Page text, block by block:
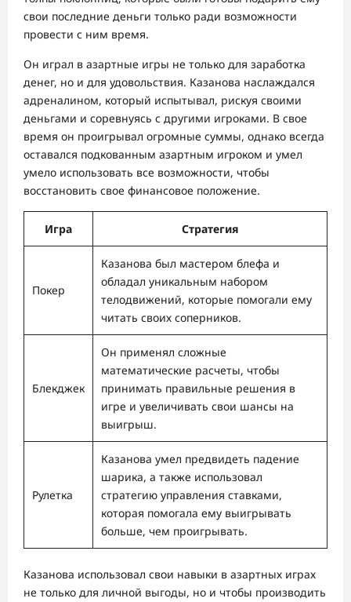
свои последние деньги только ради возможности
провести с ним время.
Он играл в азартные игры не только для заработка
денег, но и для удовольствия. Казанова наслаждался
адреналином, который испытывал, рискуя своими
деньгами и соревнуясь с другими игроками. В свое
время он проигрывал огромные суммы, однако всегда
оставался подкованным азартным игроком и умел
умело использовать все возможности, чтобы
восстановить свое финансовое положение.
Игра Стратегия
Покер
Казанова был мастером блефа и
обладал уникальным набором
телодвижений, которые помогали ему
читать своих соперников.
Блекджек
Он применял сложные
математические расчеты, чтобы
принимать правильные решения в
игре и увеличивать свои шансы на
выигрыш.
Рулетка
Казанова умел предвидеть падение
шарика, а также использовал
стратегию управления ставками,
которая помогала ему выигрывать
больше, чем проигрывать.
Казанова использовал свои навыки в азартных играх
не только для личной выгоды, но и чтобы производить